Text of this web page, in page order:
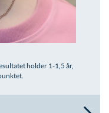
holder 1-1,5 år,